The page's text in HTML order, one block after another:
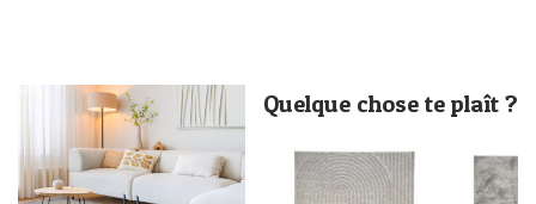
Quelque chose te plaît ?